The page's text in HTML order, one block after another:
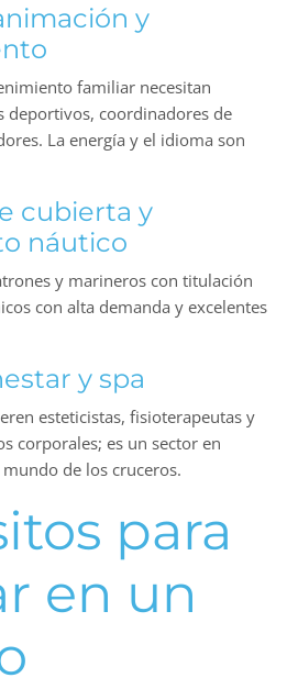
y
familiar necesitan
deportivos, coordinadores de
La energía y el idioma son
cubierta y
náutico
y marineros con titulación
con alta demanda y excelentes
y spa
esteticistas, fisioterapeutas y
corporales; es un sector en
de los cruceros.
para
en un